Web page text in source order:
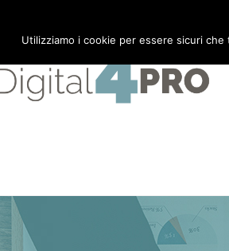
Utilizziamo i cookie per essere sicuri